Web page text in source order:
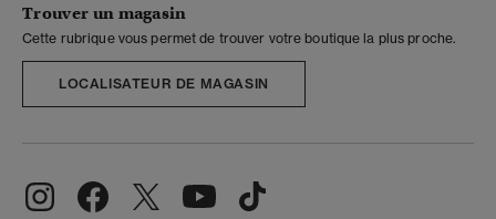
Trouver un magasin
Cette rubrique vous permet de trouver votre boutique la plus proche.
LOCALISATEUR DE MAGASIN